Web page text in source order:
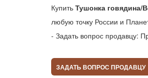
Купить Тушонка говядина/
любую точку России и
- Задать вопрос продавцу:
ЗАДАТЬ ВОПРОС ПРОДАВЦУ